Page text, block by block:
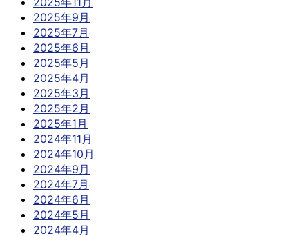
2025年9月
2025年7月
2025年6月
2025年5月
2025年4月
2025年3月
2025年2月
2025年1月
2024年11月
2024年10月
2024年9月
2024年7月
2024年6月
2024年5月
2024年4月